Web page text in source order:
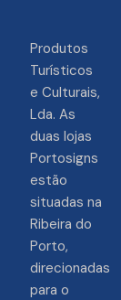
Produtos
Turísticos
e Culturais,
Lda. As
duas lojas
Portosigns
estão
situadas na
Ribeira do
Porto,
direcionadas
para o